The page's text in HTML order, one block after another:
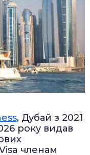
, Дубай з 2021
року видав
членам